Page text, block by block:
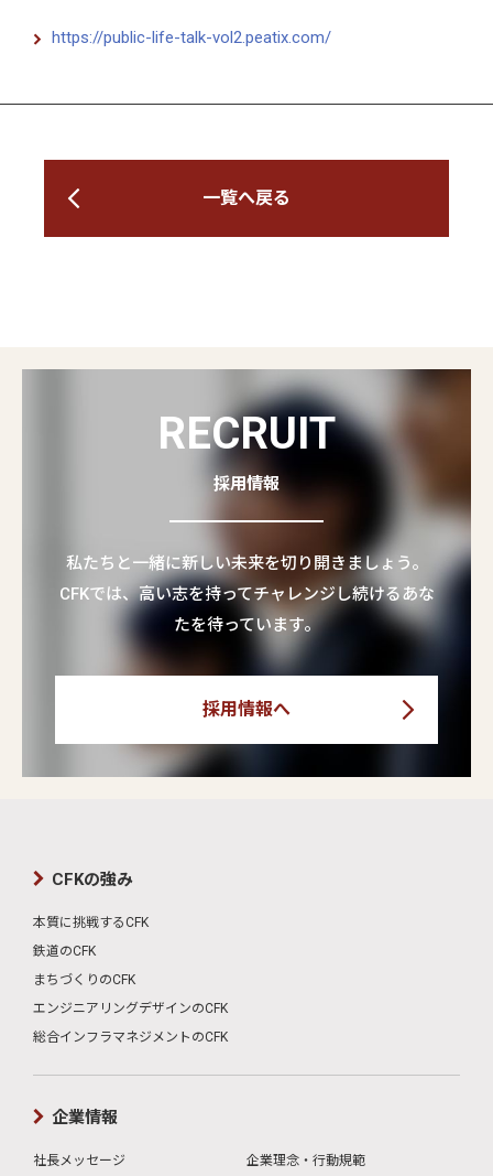
https://public-life-talk-vol2.peatix.com/
一覧へ戻る
RECRUIT
採用情報
私たちと一緒に新しい未来を切り開きましょう。
CFKでは、高い志を持ってチャレンジし続けるあな
たを待っています。
採用情報へ
CFKの強み
本質に挑戦するCFK
鉄道のCFK
まちづくりのCFK
エンジニアリングデザインのCFK
総合インフラマネジメントのCFK
企業情報
社長メッセージ
企業理念・行動規範